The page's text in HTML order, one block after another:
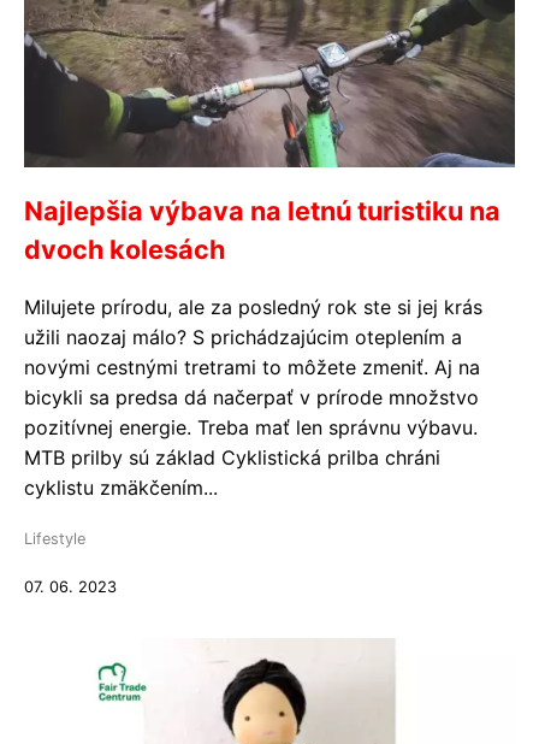
Najlepšia výbava na letnú turistiku na
dvoch kolesách
Milujete prírodu, ale za posledný rok ste si jej krás
užili naozaj málo? S prichádzajúcim oteplením a
novými cestnými tretrami to môžete zmeniť. Aj na
bicykli sa predsa dá načerpať v prírode množstvo
pozitívnej energie. Treba mať len správnu výbavu.
MTB prilby sú základ Cyklistická prilba chráni
cyklistu zmäkčením...
Lifestyle
07. 06. 2023